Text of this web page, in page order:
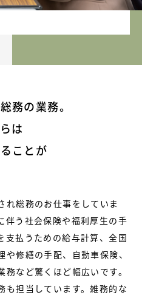
務の業務。
は
ことが
総務のお仕事をしていま
伴う社会保険や福利厚生の手
支払うための給与計算、全国
修繕の手配、自動車保険、
など驚くほど幅広いです。
も担当しています。雑務的な